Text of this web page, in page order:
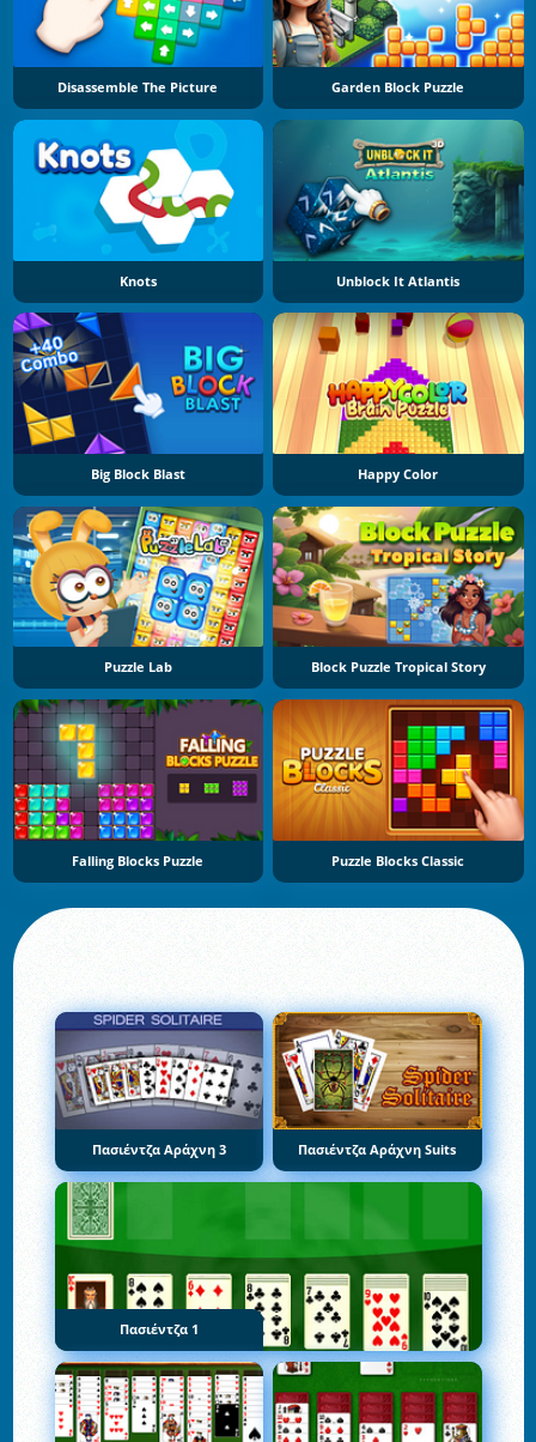
Disassemble The Picture Garden Block Puzzle
Knots Unblock It Atlantis
Big Block Blast Happy Color
Puzzle Lab Block Puzzle Tropical Story
Falling Blocks Puzzle Puzzle Blocks Classic
Πασιέντζα Αράχνη 3 Πασιέντζα Αράχνη Suits
Πασιέντζα 1